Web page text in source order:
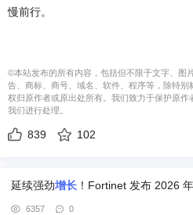
慢前行。
©本站发布的所有内容，包括但不限于文字、图
告、商标、商号、域名、软件、程序等，除特
权归原作者或原出处所有。我们致力于保护原
我们进行处理。
839 102
延续强劲增长 ！Fortinet 发布 2026
6357 0